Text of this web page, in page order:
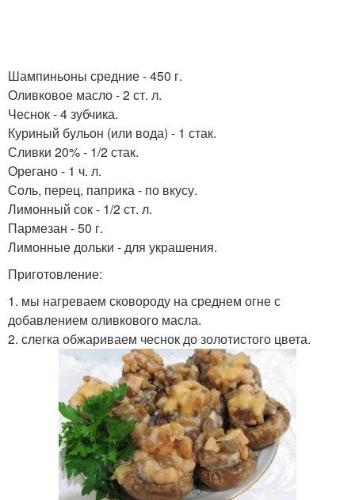
Шампиньоны средние - 450 г.
Оливковое масло - 2 ст. л.
Чеснок - 4 зубчика.
Куриный бульон (или вода) - 1 стак.
Сливки 20% - 1/2 стак.
Орегано - 1 ч. л.
Соль, перец, паприка - по вкусу.
Лимонный сок - 1/2 ст. л.
Пармезан - 50 г.
Лимонные дольки - для украшения.
Приготовление:
1. мы нагреваем сковороду на среднем огне с
добавлением оливкового масла.
2. слегка обжариваем чеснок до золотистого цвета.